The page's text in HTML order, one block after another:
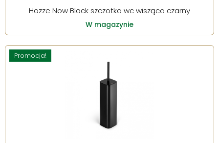
Hozze Now Black szczotka wc wisząca czarny
W magazynie
Promocja!